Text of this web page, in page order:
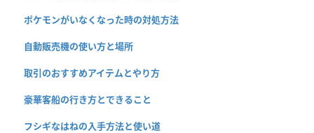
ポケモンがいなくなった時の対処方法
自動販売機の使い方と場所
取引のおすすめアイテムとやり方
豪華客船の行き方とできること
フシギなはねの入手方法と使い道